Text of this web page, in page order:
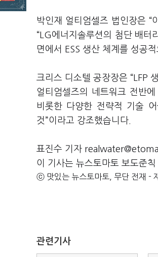
박인재 얼티엄셀즈 법인장은 “
“LG에너지솔루션의 첨단 배터
면에서 ESS 생산 체계를 성공
크리스 디소텔 공장장은 “LFP
얼티엄셀즈의 네트워크 전반
비롯한 다양한 전략적 기술
것”이라고 강조했습니다.
표진수 기자
이 기사는 뉴스토마토 보도준
ⓒ 맛있는 뉴스토마토, 무단 전재 -
관련기사